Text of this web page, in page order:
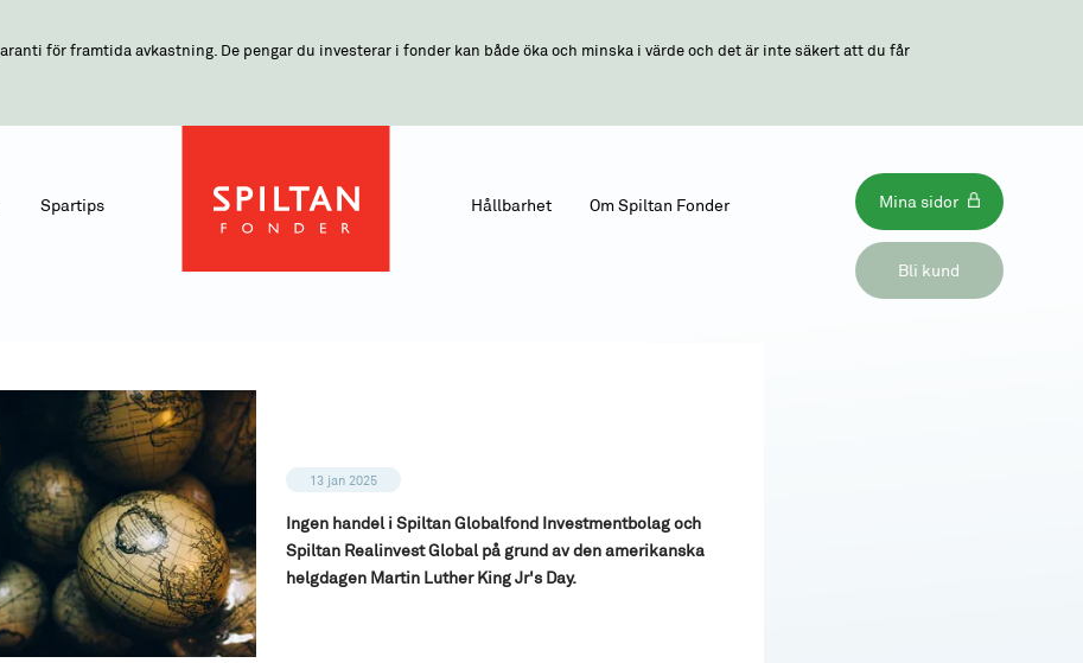
för framtida avkastning. De pengar du investerar i fonder kan både öka och minska i värde och det är inte säkert att du får
Bli kund
Mina sidor
Spartips Om Spiltan Fonder
Hållbarhet
13 jan 2025
Ingen handel i Spiltan Globalfond Investmentbolag och
Spiltan Realinvest Global på grund av den amerikanska
helgdagen Martin Luther King Jr's Day.